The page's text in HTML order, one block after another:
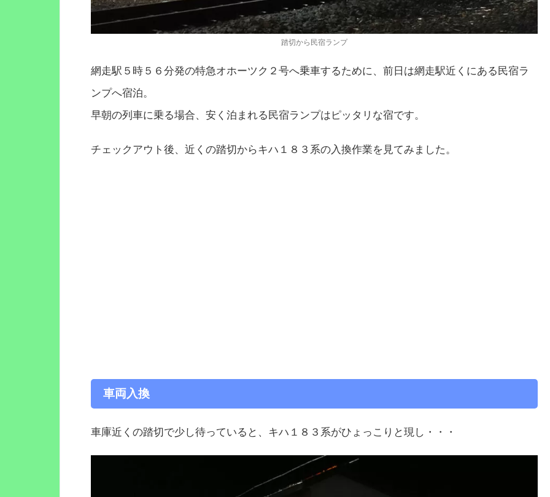
踏切から民宿ランプ
網走駅５時５６分発の特急オホーツク２号へ乗車するために、前日は網走駅近くにある民宿ラ
ンプへ宿泊。
早朝の列車に乗る場合、安く泊まれる民宿ランプはピッタリな宿です。
チェックアウト後、近くの踏切からキハ１８３系の入換作業を見てみました。
車両入換
車庫近くの踏切で少し待っていると、キハ１８３系がひょっこりと現し・・・